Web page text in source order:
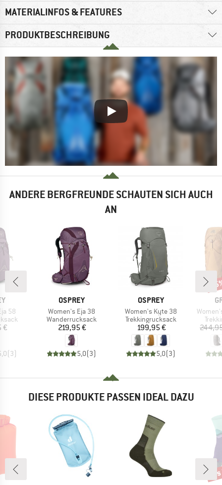
MATERIALINFOS & FEATURES
PRODUKTBESCHREIBUNG
ANDERE BERGFREUNDE SCHAUTEN SICH AUCH
AN
58
€
(3)
MARKE
OSPREY
Artikel
Women's Eja 38
Produktgruppe
Wanderrucksack
Preis
219,95 €
5,0(3)
MARKE
OSPREY
Artikel
Women's Kyte 38
Produktgruppe
Trekkingrucksack
Preis
199,95 €
5,0(3)
Artikel
DIESE PRODUKTE PASSEN IDEAL DAZU